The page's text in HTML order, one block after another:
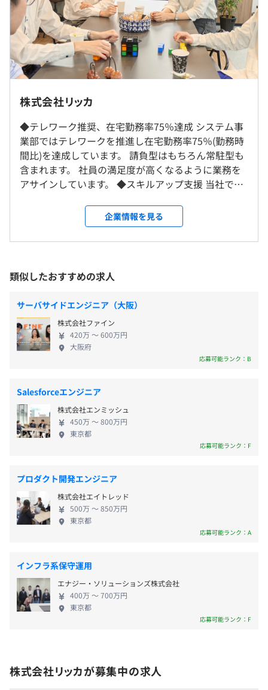
・メーカー系業務用高速連帳プリンタシステム
・旅行販売WEBシステム
など
・スキルアップや資格取得の支援を行っています。
・社内での勉強会
オブジェクト指向、アジャイル
Docker、Terraform
自身のスキルと会社への貢献を考慮して評価をします。
の勤務となります。
就業場所の変更範囲
＜雇入時＞
池袋本社、および自宅
会社の定める場所（テレワークを行う場所を含む）
・従業員に対する受動喫煙対策：あり
対策内容：屋内禁煙／屋外喫煙スペースあり
・池袋駅西口より徒歩5分
※現給保障
※試用期間6ヶ月あり(期間中、条件に差異なし)
【モデルケース】
・27歳（経験5年）／年収450万円 月給37.5万円
・33歳（経験8年）／年収540万円 月給45万円
・39歳（経験12年）／年収600万円 月給50万円
（※想定年収は年収提示額を保証するものではありません）
09：00～18：00（実働8.0時間／休憩1時間）※配属プロ
ジェクトによって変動あり
て変動あり
平均残業時間：平均0-20時間/月
＜年間休日125日＞
・完全週休2日制（土曜、日曜）
・年末年始休暇（6日）
・夏季休暇（3日）
・年次有給休暇
・慶弔休暇
・産前・産後休暇
・生理休暇
・報奨金制度
・保養所あり
・関東ITソフトウェア健康保険組合
株式会社リッカ
◆テレワーク推奨、在宅勤務率75％達成 システム事
業部ではテレワークを推進し在宅勤務率75％(勤務時
間比)を達成しています。 請負型はもちろん常駐型も
含まれます。 社員の満足度が高くなるように業務を
アサインしています。 ◆スキルアップ支援 当社では
ミナー参加の費用を会社で補助する制度があります。
学びに意欲のある社員からは好評です。 ◆システム
事業部 システム事業部では業務系システムの開発を
っており、半々くらいの割合でアサインされていま
す。 ◆ブロックチェーン事業 自社プロダクトの足掛
かりとし、ブロックチェーン技術を利用したシステ
ム開発を行っています。 ブロックチェーン事業では
金融以外でのビジネスにおけるブロックチェーンの
普及のため、ブロックチェーンエキスポの参加や自
社オウンドメディアBlockchain Business Mediaを運
機対象ではなく、次世代を担うミドルウエアと位置
付けてお客様への提案を行っています。 ◆安定した
企業運営 弊社は設立以来赤字を出したことがありま
せん。 安定した企業運営を心掛け社員の生活を守り
ベースアップを行いながら弊社を成長させています。
企業情報を見る
類似したおすすめの求人
サーバサイドエンジニア（大阪）
株式会社ファイン
420万 〜 600万円
大阪府
応募可能ランク：B
Salesforceエンジニア
株式会社エンミッシュ
450万 〜 800万円
東京都
応募可能ランク：F
プロダクト開発エンジニア
株式会社エイトレッド
500万 〜 850万円
東京都
応募可能ランク：A
インフラ系保守運用
エナジー・ソリューションズ株式会社
400万 〜 700万円
東京都
応募可能ランク：F
株式会社リッカが募集中の求人